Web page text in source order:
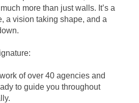
more than just walls. It’s a
a vision taking shape, and a
of over 40 agencies and
to guide you throughout